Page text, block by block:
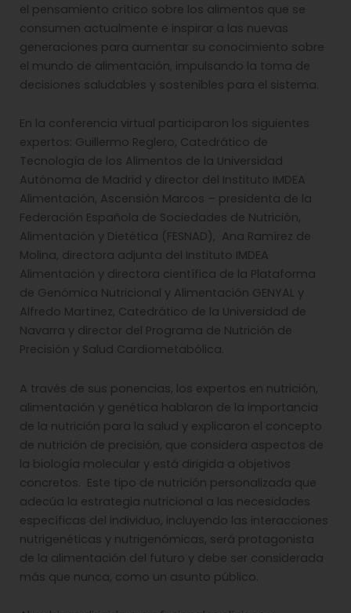
el pensamiento crítico sobre los alimentos que se
consumen actualmente e inspirar a las nuevas
generaciones para aumentar su conocimiento sobre
el mundo de alimentación, impulsando la toma de
decisiones saludables y sostenibles para el sistema.
En la conferencia virtual participaron los siguientes
expertos: Guillermo Reglero, Catedrático de
Tecnología de los Alimentos de la Universidad
Autónoma de Madrid y director del Instituto IMDEA
Alimentación, Ascensión Marcos – presidenta de la
Federación Española de Sociedades de Nutrición,
Alimentación y Dietética (FESNAD), Ana Ramírez de
Molina, directora adjunta del Instituto IMDEA
Alimentación y directora científica de la Plataforma
de Genómica Nutricional y Alimentación GENYAL y
Alfredo Martínez, Catedrático de la Universidad de
Navarra y director del Programa de Nutrición de
Precisión y Salud Cardiometabólica.
A través de sus ponencias, los expertos en nutrición,
alimentación y genética hablaron de la importancia
de la nutrición para la salud y explicaron el concepto
de nutrición de precisión, que considera aspectos de
la biología molecular y está dirigida a objetivos
concretos. Este tipo de nutrición personalizada que
adecúa la estrategia nutricional a las necesidades
específicas del individuo, incluyendo las interacciones
nutrigenéticas y nutrigenómicas, será protagonista
de la alimentación del futuro y debe ser considerada
más que nunca, como un asunto público.